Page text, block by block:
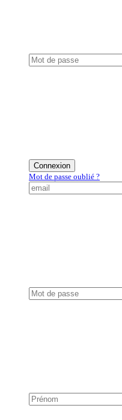
Connexion
Mot de passe oublié ?